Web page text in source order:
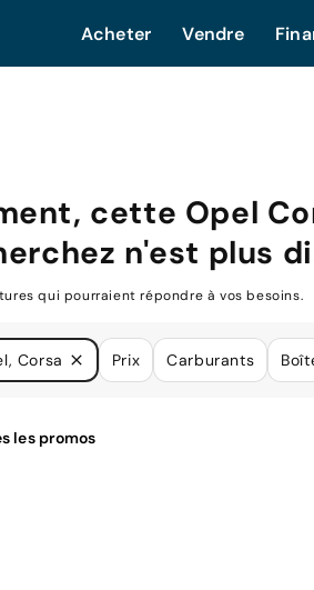
Acheter Vendre
cette Opel
n'est plus
qui pourraient répondre à vos besoins.
Corsa Prix Carburants